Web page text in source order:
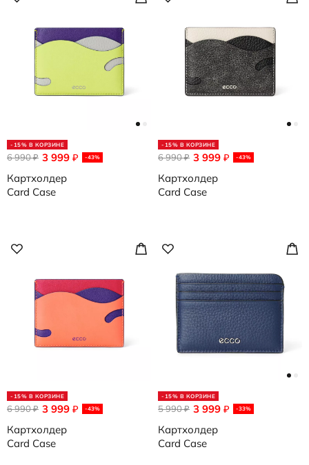
-15% В КОРЗИНЕ
3 999 ₽ -43%
6 990₽
Картхолдер
Card Case
-15% В КОРЗИНЕ
3 999 ₽ -43%
6 990₽
Картхолдер
Card Case
-15% В КОРЗИНЕ
3 999 ₽ -43%
6 990₽
Картхолдер
Card Case
-15% В КОРЗИНЕ
3 999 ₽ -33%
5 990₽
Картхолдер
Card Case